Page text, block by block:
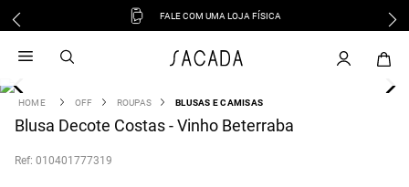
FALE COM UMA LOJA FÍSICA
OFF ROUPAS BLUSAS E CAMISAS
Blusa Decote Costas - Vinho Beterraba
: 010401777319
vestido
3 º blusa
º vestido longo